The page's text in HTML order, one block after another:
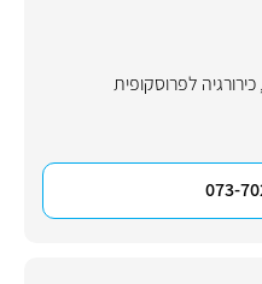
,כירורגיה לפרוסקופית
073-